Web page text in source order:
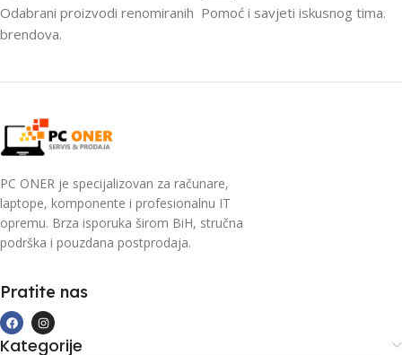
Odabrani proizvodi renomiranih
brendova.
Pomoć i savjeti iskusnog tima.
PC ONER je specijalizovan za računare,
laptope, komponente i profesionalnu IT
opremu. Brza isporuka širom BiH, stručna
podrška i pouzdana postprodaja.
Pratite nas
Kategorije